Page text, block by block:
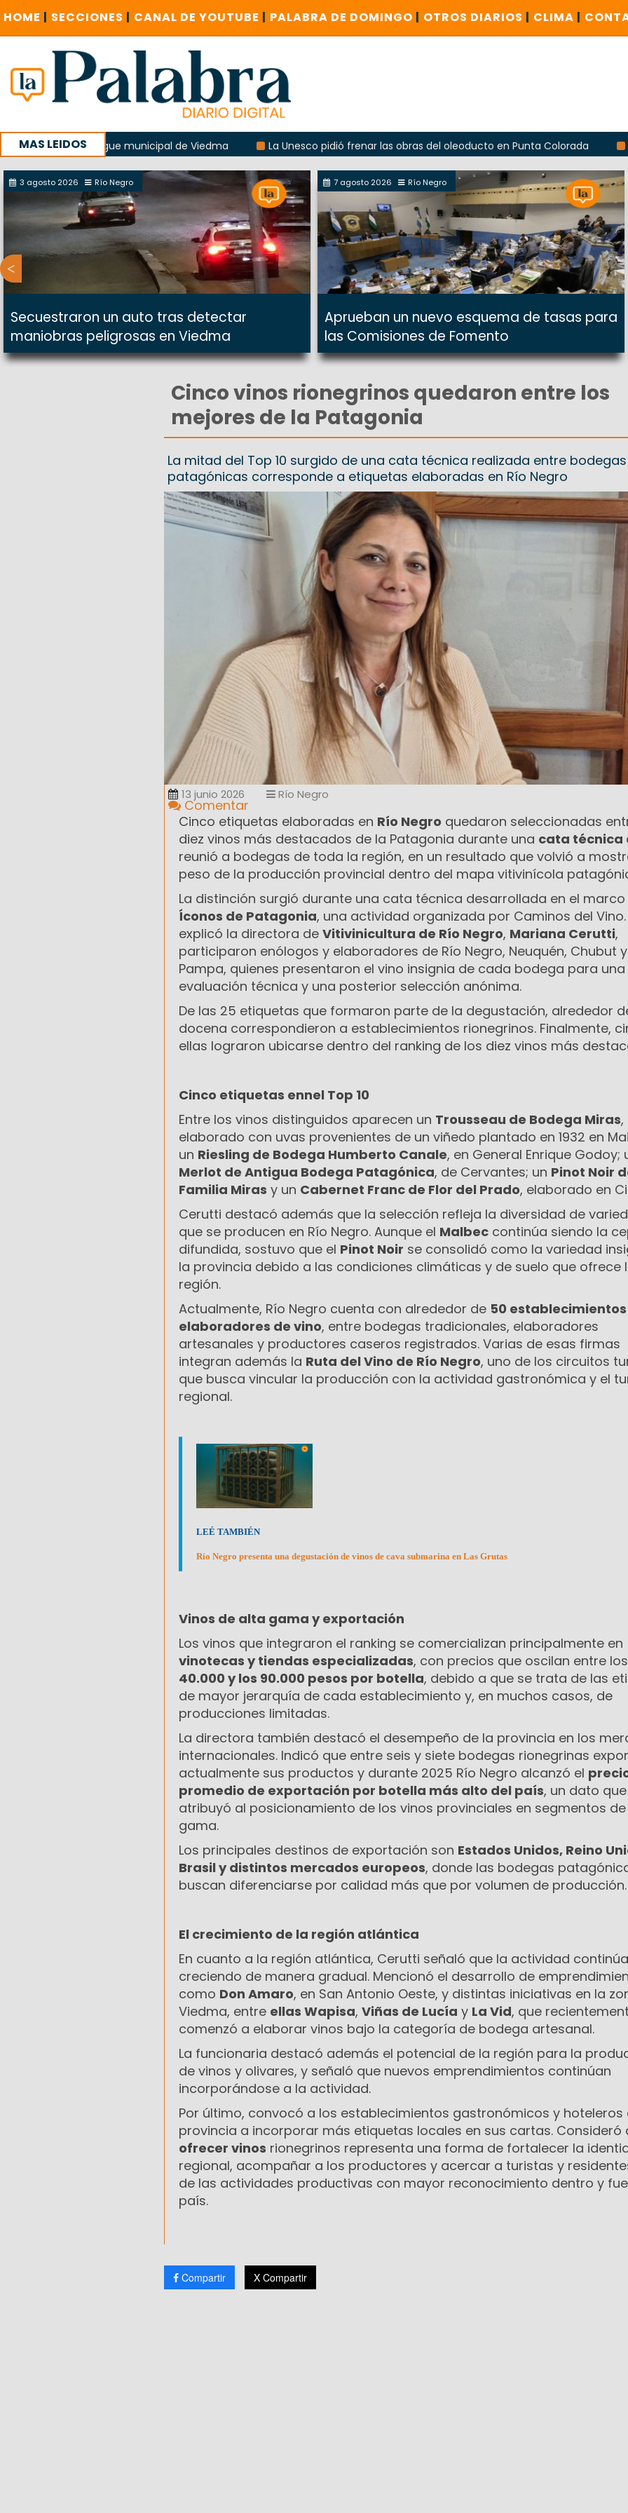
HOME | SECCIONES | CANAL DE YOUTUBE | PALABRA DE DOMINGO | OTROS DIARIOS | CLIMA |
MAS LEIDOS
albergue municipal de Viedma La Unesco pidió frenar las obras del oleoducto en Punta Colorada
Odarda
encuentro provincial en Roca
3 agosto 2026 Río Negro
Secuestraron un auto tras detectar
maniobras peligrosas en Viedma
7 agosto 2026 Río Negro
Aprueban un nuevo esquema de tasas para
las Comisiones de Fomento
Cinco vinos rionegrinos quedaron entre los
mejores de la Patagonia
La mitad del Top 10 surgido de una cata técnica realizada entre bodegas
patagónicas corresponde a etiquetas elaboradas en Río Negro
13 junio 2026 Río Negro
Comentar
Cinco etiquetas elaboradas en Río Negro quedaron seleccionadas
diez vinos más destacados de la Patagonia durante una cata técnica
reunió a bodegas de toda la región, en un resultado que volvió a
peso de la producción provincial dentro del mapa vitivinícola
La distinción surgió durante una cata técnica desarrollada en el
Íconos de Patagonia, una actividad organizada por Caminos del Vino.
explicó la directora de Vitivinicultura de Río Negro, Mariana Cerutti,
participaron enólogos y elaboradores de Río Negro, Neuquén, Chubut y
Pampa, quienes presentaron el vino insignia de cada bodega para una
evaluación técnica y una posterior selección anónima.
De las 25 etiquetas que formaron parte de la degustación, alrededor
docena correspondieron a establecimientos rionegrinos. Finalmente,
ellas lograron ubicarse dentro del ranking de los diez vinos más
Cinco etiquetas ennel Top 10
Entre los vinos distinguidos aparecen un Trousseau de Bodega Miras,
elaborado con uvas provenientes de un viñedo plantado en 1932 en
un Riesling de Bodega Humberto Canale, en General Enrique Godoy;
Merlot de Antigua Bodega Patagónica, de Cervantes; un Pinot Noir
Familia Miras y un Cabernet Franc de Flor del Prado, elaborado en
Cerutti destacó además que la selección refleja la diversidad de
que se producen en Río Negro. Aunque el Malbec continúa siendo la
difundida, sostuvo que el Pinot Noir se consolidó como la variedad
la provincia debido a las condiciones climáticas y de suelo que ofrece
región.
Actualmente, Río Negro cuenta con alrededor de 50 establecimientos
elaboradores de vino, entre bodegas tradicionales, elaboradores
artesanales y productores caseros registrados. Varias de esas firmas
integran además la Ruta del Vino de Río Negro, uno de los circuitos
que busca vincular la producción con la actividad gastronómica y el
regional.
LEÉ TAMBIÉN
Río Negro presenta una degustación de vinos de cava submarina en Las Grutas
Vinos de alta gama y exportación
Los vinos que integraron el ranking se comercializan principalmente en
vinotecas y tiendas especializadas, con precios que oscilan entre los
40.000 y los 90.000 pesos por botella, debido a que se trata de las
de mayor jerarquía de cada establecimiento y, en muchos casos, de
producciones limitadas.
La directora también destacó el desempeño de la provincia en los
internacionales. Indicó que entre seis y siete bodegas rionegrinas
actualmente sus productos y durante 2025 Río Negro alcanzó el
promedio de exportación por botella más alto del país, un dato que
atribuyó al posicionamiento de los vinos provinciales en segmentos
gama.
Los principales destinos de exportación son Estados Unidos, Reino
Brasil y distintos mercados europeos, donde las bodegas
buscan diferenciarse por calidad más que por volumen de producción.
El crecimiento de la región atlántica
En cuanto a la región atlántica, Cerutti señaló que la actividad continúa
creciendo de manera gradual. Mencionó el desarrollo de
como Don Amaro, en San Antonio Oeste, y distintas iniciativas en la
Viedma, entre ellas Wapisa, Viñas de Lucía y La Vid, que
comenzó a elaborar vinos bajo la categoría de bodega artesanal.
La funcionaria destacó además el potencial de la región para la
de vinos y olivares, y señaló que nuevos emprendimientos continúan
incorporándose a la actividad.
Por último, convocó a los establecimientos gastronómicos y hoteleros
provincia a incorporar más etiquetas locales en sus cartas. Consideró
ofrecer vinos rionegrinos representa una forma de fortalecer la
regional, acompañar a los productores y acercar a turistas y
de las actividades productivas con mayor reconocimiento dentro y
país.
Compartir X Compartir